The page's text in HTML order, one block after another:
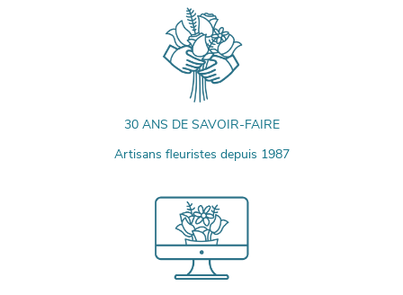
30 ANS DE SAVOIR-FAIRE
Artisans fleuristes depuis 1987